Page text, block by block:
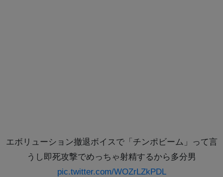
エボリューション撤退ボイスで「チンポビーム」って言
うし即死攻撃でめっちゃ射精するから多分男
pic.twitter.com/WOZrLZkPDL